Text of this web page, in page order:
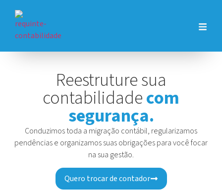
Reestruture sua
contabilidadecom
segurança.
Conduzimos toda a migração contábil, regularizamos
pendências e organizamos suas obrigações para você focar
na sua gestão.
Quero trocar de contador